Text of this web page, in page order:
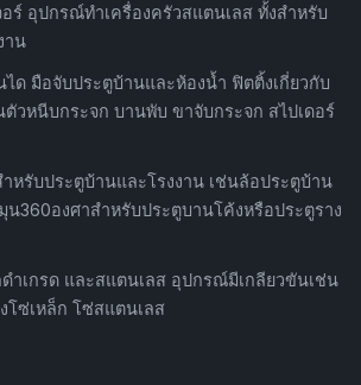
ร์ อุปกรณ์ทำเครื่องครัวสแตนเลส ทั้งสำหรับ
าน
ด มือจับประตูบ้านและห้องน้ำ ฟิตติ้งเกี่ยวกับ
วหนีบกระจก บานพับ ขาจับกระจก สไปเดอร์
หรับประตูบ้านและโรงงาน เช่นล้อประตูบ้าน
360องศาสำหรับประตูบานโค้งหรือประตูราง
ำเกรด และสแตนเลส อุปกรณ์มีเกลียวขันเช่น
โซ่เหล็ก โซ่สแตนเลส